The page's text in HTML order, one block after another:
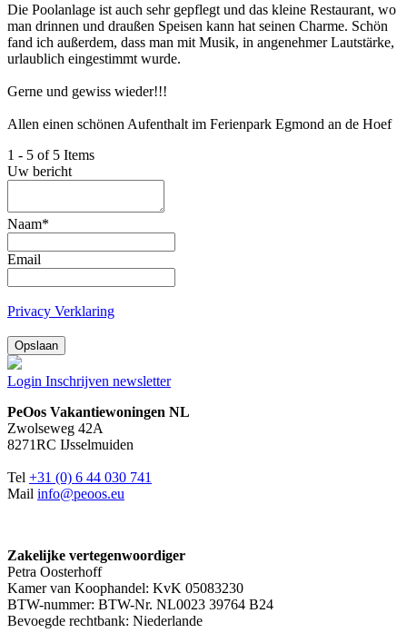
Die Poolanlage ist auch sehr gepflegt und das kleine Restaurant, wo
man drinnen und draußen Speisen kann hat seinen Charme. Schön
fand ich außerdem, dass man mit Musik, in angenehmer Lautstärke,
urlaublich eingestimmt wurde.
Gerne und gewiss wieder!!!
Allen einen schönen Aufenthalt im Ferienpark Egmond an de Hoef
1 - 5 of 5 Items
Uw bericht
Naam*
Email
Privacy Verklaring
Opslaan
Login Inschrijven newsletter
PeOos Vakantiewoningen NL
Zwolseweg 42A
8271RC IJsselmuiden
Tel +31 (0) 6 44 030 741
Mail info@peoos.eu
Zakelijke vertegenwoordiger
Petra Oosterhoff
Kamer van Koophandel: KvK 05083230
BTW-nummer: BTW-Nr. NL0023 39764 B24
Bevoegde rechtbank: Niederlande